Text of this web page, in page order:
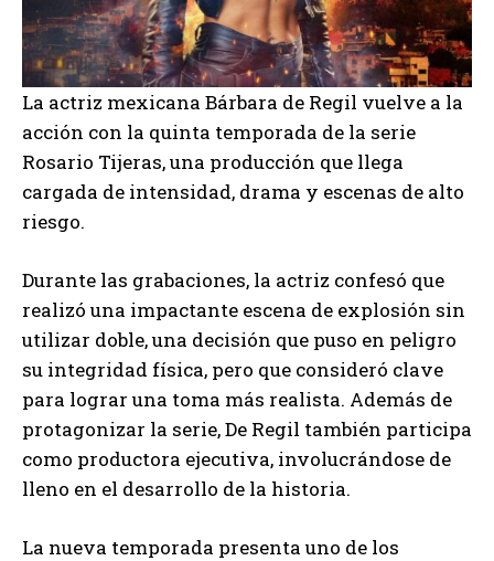
La actriz mexicana Bárbara de Regil vuelve a la
acción con la quinta temporada de la serie
Rosario Tijeras, una producción que llega
cargada de intensidad, drama y escenas de alto
riesgo.
Durante las grabaciones, la actriz confesó que
realizó una impactante escena de explosión sin
utilizar doble, una decisión que puso en peligro
su integridad física, pero que consideró clave
para lograr una toma más realista. Además de
protagonizar la serie, De Regil también participa
como productora ejecutiva, involucrándose de
lleno en el desarrollo de la historia.
La nueva temporada presenta uno de los